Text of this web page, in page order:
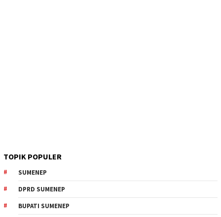
TOPIK POPULER
SUMENEP
DPRD SUMENEP
BUPATI SUMENEP